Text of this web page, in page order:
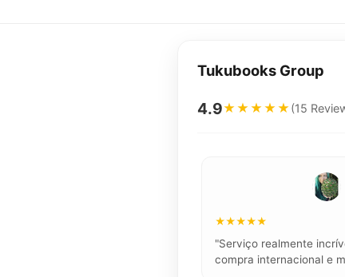
Tukubooks Group
4.9★★★★★(15
★★★★★
"Serviço realmente
compra internacional e